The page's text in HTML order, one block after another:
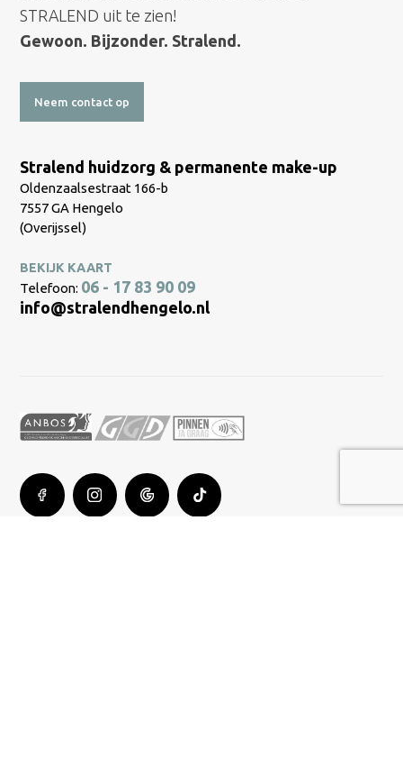
STRALEND uit te zien!
Gewoon. Bijzonder. Stralend.
Neem contact op
Stralend huidzorg & permanente make-up
Oldenzaalsestraat 166-b
7557 GA Hengelo
(Overijssel)
BEKIJK KAART
Telefoon: 06 - 17 83 90 09
info@stralendhengelo.nl